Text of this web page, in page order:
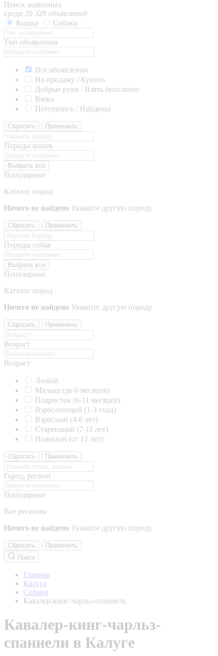
Поиск животных
среди 20 329 объявлений
Кошки
Собаки
Тип объявления
Все объявления
На продажу / Купить
Добрые руки / Взять бесплатно
Вязка
Потерялись / Найдены
Сбросить Применить
Породы кошек
Выбрать все
Популярные
Каталог пород
Ничего не найдено Укажите другую породу
Сбросить Применить
Породы собак
Выбрать все
Популярные
Каталог пород
Ничего не найдено Укажите другую породу
Сбросить Применить
Возраст
Возраст
Любой
Малыш (до 6 месяцев)
Подросток (6-11 месяцев)
Взрослеющий (1-3 года)
Взрослый (4-6 лет)
Стареющий (7-11 лет)
Пожилой (от 12 лет)
Сбросить Применить
Город, регион
Популярные
Все регионы
Ничего не найдено Укажите другую породу
Сбросить
Применить
Поиск
Главная
Калуга
Собаки
Кавалер-кинг-чарльз-спаниель
Кавалер-кинг-чарльз-
спаниели в Калуге